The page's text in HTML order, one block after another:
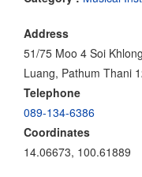
Address
51/75 Moo 4 Soi
Luang, Pathum Thani
Telephone
089-134-6386
Coordinates
14.06673, 100.61889